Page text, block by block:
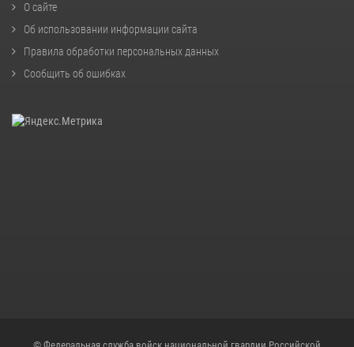
О сайте
Об использовании информации сайта
Правила обработки персональных данных
Сообщить об ошибках